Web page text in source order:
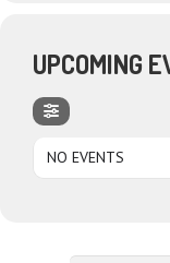
UPCOMING
NO EVENTS